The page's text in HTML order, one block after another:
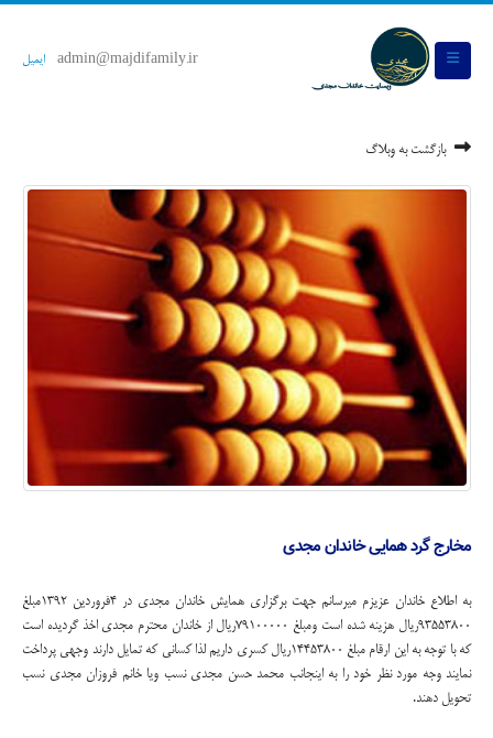
admin@majdifamily.ir ایمیل
بازگشت به وبلاگ
مخارج گرد همایی خاندان مجدی
به اطلاع خاندان عزیزم میرسانم جهت برگزاری همایش خاندان مجدی در 4فروردین 1392مبلغ
93553800ریال هزینه شده است ومبلغ 79100000ریال از خاندان محترم مجدی اخذ گردیده است
که با توجه به این ارقام مبلغ 14453800ریال کسری داریم لذا کسانی که تمایل دارند وجهی پرداخت
نمایند وجه مورد نظر خود را به اینجانب محمد حسن مجدی نسب ویا خانم فروزان مجدی نسب
تحویل دهند.